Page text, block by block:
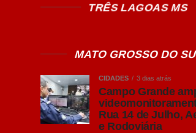
TRÊS LAGOAS MS
MATO GROSSO DO
CIDADES 3 dias atrás
Campo Grande
Rua 14 de Julho,
e Rodoviária